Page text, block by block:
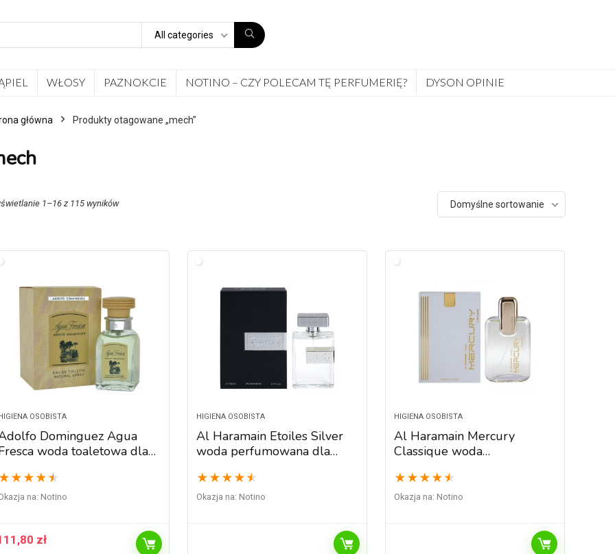
All categories
WŁOSY PAZNOKCIE NOTINO – CZY POLECAM TĘ PERFUMERIĘ? DYSON OPINIE
główna Produkty otagowane „mech”
1–16 z 115 wyników Domyślne sortowanie
OSOBISTA
Dominguez Agua
woda toaletowa dla
★ ★ ★ ★ ★
na: Notino
zł
HIGIENA OSOBISTA
Al Haramain Etoiles Silver
woda perfumowana dla
★ ★ ★ ★ ★
Okazja na: Notino
HIGIENA OSOBISTA
Al Haramain Mercury
Classique woda
★ ★ ★ ★ ★
Okazja na: Notino